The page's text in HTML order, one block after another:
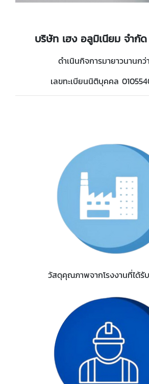
บริษัท เฮง อลูมิเนียม จำกั
ดำเนินกิจการมายาวนานก
เลขทะเบียนนิติบุคคล
วัสดุคุณภาพจากโรงงานที่ได้รั